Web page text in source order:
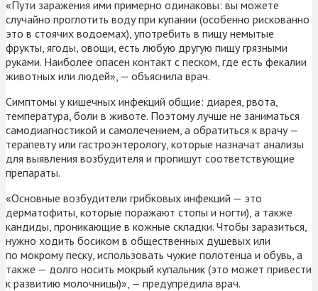
«Пути заражения ими примерно одинаковы: вы можете
случайно проглотить воду при купании (особенно рискованно
это в стоячих водоемах), употребить в пищу немытые
фрукты, ягоды, овощи, есть любую другую пищу грязными
руками. Наиболее опасен контакт с песком, где есть фекалии
животных или людей», — объяснила врач.
Симптомы у кишечных инфекций общие: диарея, рвота,
температура, боли в животе. Поэтому лучше не заниматься
самодиагностикой и самолечением, а обратиться к врачу —
терапевту или гастроэнтерологу, которые назначат анализы
для выявления возбудителя и пропишут соответствующие
препараты.
«Основные возбудители грибковых инфекций — это
дерматофиты, которые поражают стопы и ногти), а также
кандиды, проникающие в кожные складки. Чтобы заразиться,
нужно ходить босиком в общественных душевых или
по мокрому песку, использовать чужие полотенца и обувь, а
также — долго носить мокрый купальник (это может привести
к развитию молочницы)», — предупредила врач.